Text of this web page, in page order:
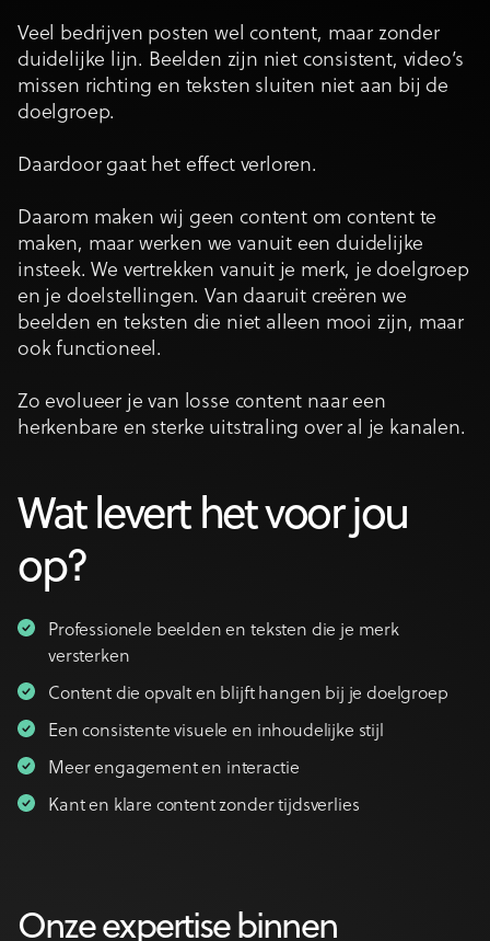
Veel bedrijven posten wel content, maar zonder
duidelijke lijn. Beelden zijn niet consistent, video’s
missen richting en teksten sluiten niet aan bij de
doelgroep.
Daardoor gaat het effect verloren.
Daarom maken wij geen content om content te
maken, maar werken we vanuit een duidelijke
insteek. We vertrekken vanuit je merk, je doelgroep
en je doelstellingen. Van daaruit creëren we
beelden en teksten die niet alleen mooi zijn, maar
ook functioneel.
Zo evolueer je van losse content naar een
herkenbare en sterke uitstraling over al je kanalen.
Wat levert het voor jou
op?
Professionele beelden en teksten die je merk
versterken
Content die opvalt en blijft hangen bij je doelgroep
Een consistente visuele en inhoudelijke stijl
Meer engagement en interactie
Kant en klare content zonder tijdsverlies
Onze expertise binnen